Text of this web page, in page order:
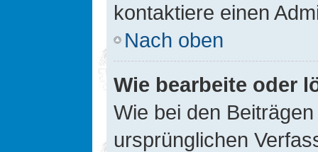
kontaktiere einen
Nach oben
Wie bearbeite oder
Wie bei den
ursprünglichen